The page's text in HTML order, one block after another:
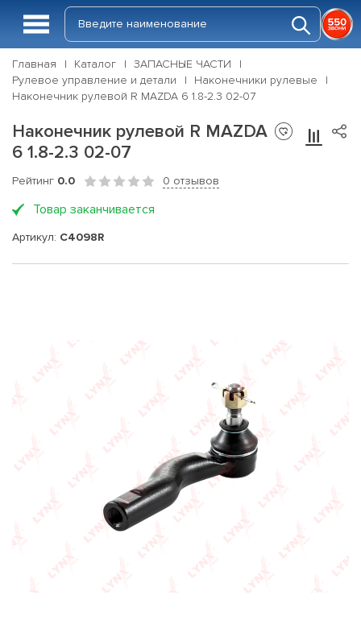
Главная Каталог
ЗАПАСНЫЕ ЧАСТИ
Рулевое управление и детали
Наконечники рулевые
Наконечник рулевой R MAZDA 6 1.8-2.3 02-07
Наконечник рулевой R MAZDA
6 1.8-2.3 02-07
Рейтинг 0.0 0 отзывов
Товар заканчивается
Артикул: C4098R